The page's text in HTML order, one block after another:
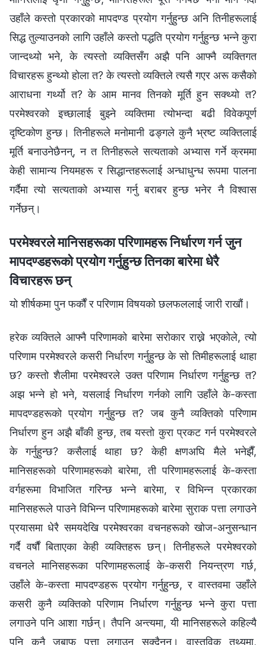
उहाँले कस्तो प्रकारको मापदण्ड प्रयोग गर्नुहुन्छ अनि तिनीहरूलाई
सिद्ध तुल्याउनको लागि उहाँले कस्तो पद्धति प्रयोग गर्नुहुन्छ भन्ने कुरा
जान्दथ्यो भने, के त्यस्तो व्यक्तिसँग अझै पनि आफ्नै व्यक्तिगत
विचारहरू हुन्थ्यो होला त? के त्यस्तो व्यक्तिले त्यसै गएर अरू कसैको
आराधना गर्थ्यो त? के आम मानव तिनको मूर्ति हुन सक्थ्यो त?
परमेश्‍वरको इच्छालाई बुझ्ने व्यक्तिमा त्योभन्दा बढी विवेकपूर्ण
दृष्टिकोण हुन्छ। तिनीहरूले मनोमानी ढङ्गले कुनै भ्रष्ट व्यक्तिलाई
मूर्ति बनाउनेछैनन्, न त तिनीहरूले सत्यताको अभ्यास गर्ने क्रममा
केही सामान्य नियमहरू र सिद्धान्तहरूलाई अन्धाधुन्ध रूपमा पालना
गर्दैमा त्यो सत्यताको अभ्यास गर्नु बराबर हुन्छ भनेर नै विश्‍वास
गर्नेछन्।
परमेश्‍वरले मानिसहरूका परिणामहरू निर्धारण गर्न जुन
मापदण्डहरूको प्रयोग गर्नुहुन्छ तिनका बारेमा धेरै
विचारहरू छन्
यो शीर्षकमा पुन फर्कौं र परिणाम विषयको छलफललाई जारी राखौं।
हरेक व्यक्तिले आफ्नै परिणामको बारेमा सरोकार राख्ने भएकोले, त्यो
परिणाम परमेश्‍वरले कसरी निर्धारण गर्नुहुन्छ के सो तिमीहरूलाई थाहा
छ? कस्तो शैलीमा परमेश्‍वरले उक्त परिणाम निर्धारण गर्नुहुन्छ त?
अझ भन्ने हो भने, यसलाई निर्धारण गर्नको लागि उहाँले के-कस्ता
मापदण्डहरूको प्रयोग गर्नुहुन्छ त? जब कुनै व्यक्तिको परिणाम
निर्धारण हुन अझै बाँकी हुन्छ, तब यस्तो कुरा प्रकट गर्न परमेश्‍वरले
के गर्नुहुन्छ? कसैलाई थाहा छ? केही क्षणअघि मैले भनेझैँ,
मानिसहरूको परिणामहरूको बारेमा, ती परिणामहरूलाई के-कस्ता
वर्गहरूमा विभाजित गरिन्छ भन्ने बारेमा, र विभिन्न प्रकारका
मानिसहरूले पाउने विभिन्न परिणामहरूको बारेमा सुराक पत्ता लगाउने
प्रयासमा धेरै समयदेखि परमेश्‍वरका वचनहरूको खोज-अनुसन्धान
गर्दै वर्षौं बिताएका केही व्यक्तिहरू छन्। तिनीहरूले परमेश्‍वरको
वचनले मानिसहरूका परिणामहरूलाई के-कसरी नियन्त्रण गर्छ,
उहाँले के-कस्ता मापदण्डहरू प्रयोग गर्नुहुन्छ, र वास्तवमा उहाँले
कसरी कुनै व्यक्तिको परिणाम निर्धारण गर्नुहुन्छ भन्ने कुरा पत्ता
लगाउने पनि आशा गर्छन्। तैपनि अन्त्यमा, यी मानिसहरूले कहिल्यै
पनि कुनै जबाफ पत्ता लगाउन सक्दैनन्। वास्तविक तथ्यमा,